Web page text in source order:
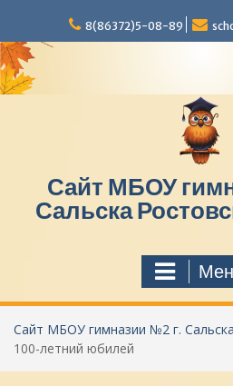
р
е
й
8(86372)5-08-89
Сайт МБОУ
Сальска
Сайт МБОУ гимназии №2 г.
100-летний юбилей